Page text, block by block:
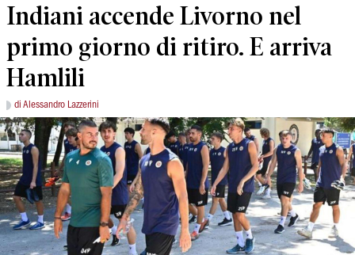
Indiani accende Livorno nel
primo giorno di ritiro. E arriva
Hamlili
di Alessandro Lazzerini